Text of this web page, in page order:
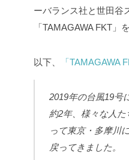
ーバランス社と世田谷
「TAMAGAWA FKT」
以下、 「TAMAGAWA
2019年の台風19号
約2年、様々な人
って東京・多摩川
戻ってきました。